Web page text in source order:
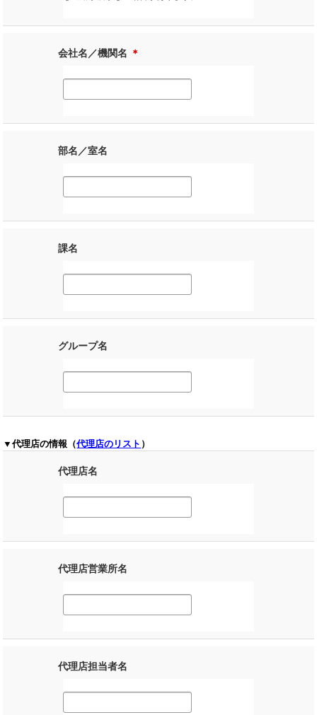
会社名／機関名 ＊
部名／室名
課名
グループ名
▼代理店の情報（代理店のリスト ）
代理店名
代理店営業所名
代理店担当者名